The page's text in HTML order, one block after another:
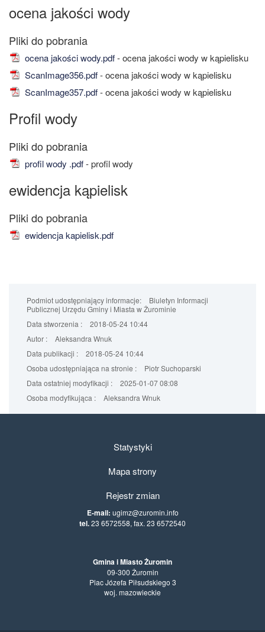
ocena jakości wody
ocena jakości wody.pdf- ocena jakości wody w kąpielisku
ScanImage356.pdf- ocena jakości wody w kąpielisku
ScanImage357.pdf- ocena jakości wody w kąpielisku
Profil wody
profil wody .pdf- profil wody
ewidencja kąpielisk
ewidencja kapielisk.pdf
Podmiot udostępniający informacje:
Biuletyn Informacji
Publicznej Urzędu Gminy i Miasta w Żurominie
Data stworzenia :
2018-05-24 10:44
Autor :
Aleksandra Wnuk
Data publikacji :
2018-05-24 10:44
Osoba udostępniająca na stronie :
Piotr Suchoparski
Data ostatniej modyfikacji :
2025-01-07 08:08
Osoba modyfikująca :
Aleksandra Wnuk
Statystyki
Mapa strony
Rejestr zmian
E-mail: ugimz@zuromin.info
tel.23 6572558, fax. 23 6572540
Gmina i Miasto Żuromin
09-300 Żuromin
Plac Józefa Piłsudskiego 3
woj. mazowieckie